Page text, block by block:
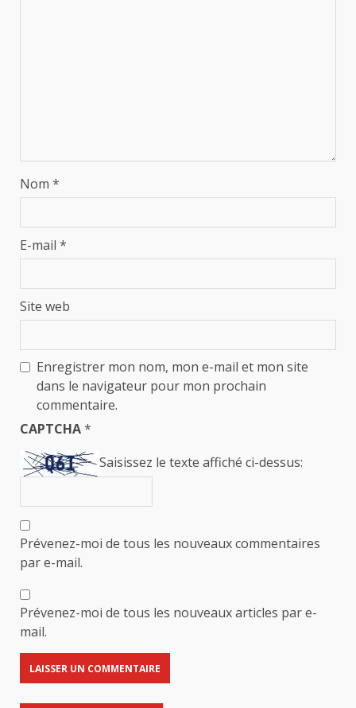
Nom *
E-mail *
Site web
Enregistrer mon nom, mon e-mail et mon site
dans le navigateur pour mon prochain
commentaire.
CAPTCHA*
Saisissez le texte affiché ci-dessus:
Prévenez-moi de tous les nouveaux commentaires
par e-mail.
Prévenez-moi de tous les nouveaux articles par e-
mail.